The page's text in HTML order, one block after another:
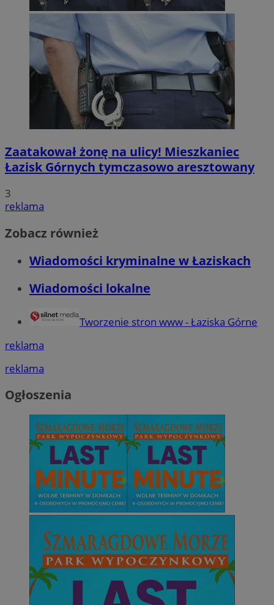
Zaatakował żonę na ulicy! Mieszkaniec
Łazisk Górnych tymczasowo aresztowany
3
reklama
Zobacz również
Wiadomości kryminalne w Łaziskach
Wiadomości lokalne
Tworzenie stron www - Łaziska Górne
reklama
reklama
Ogłoszenia